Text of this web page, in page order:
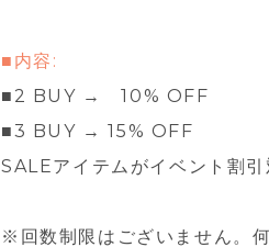
■内容:
■2 BUY → 10% OFF
■3 BUY → 15% OFF
SALEアイテムがイベント割引
※回数制限はございません。